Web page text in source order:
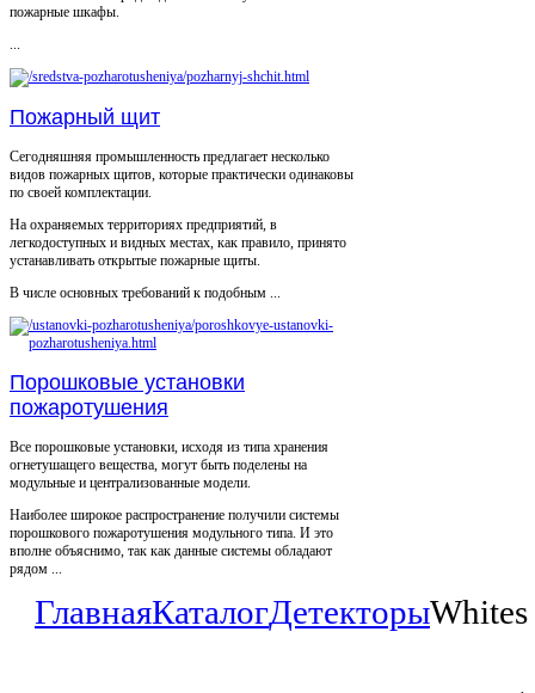
пожарные шкафы.
...
Пожарный щит
Сегодняшняя промышленность предлагает несколько
видов пожарных щитов, которые практически одинаковы
по своей комплектации.
На охраняемых территориях предприятий, в
легкодоступных и видных местах, как правило, принято
устанавливать открытые пожарные щиты.
В числе основных требований к подобным ...
Порошковые установки
пожаротушения
Все порошковые установки, исходя из типа хранения
огнетушащего вещества, могут быть поделены на
модульные и централизованные модели.
Наиболее широкое распространение получили системы
порошкового пожаротушения модульного типа. И это
вполне объяснимо, так как данные системы обладают
рядом ...
ГлавнаяКаталогДетекторы